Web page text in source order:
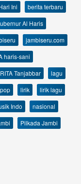
Ini
berita terbaru
Al Haris
jambiseru.com
haris-sani
Tanjabbar
lagu
lirik
lirik lagu
Indo
nasional
Pilkada Jambi